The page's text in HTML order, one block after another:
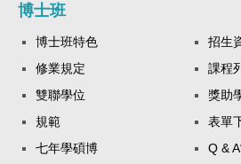
博士班
博士班特色
招生
修業規定
課程
雙聯學位
獎助
規範
表單
七年學碩博
Q &